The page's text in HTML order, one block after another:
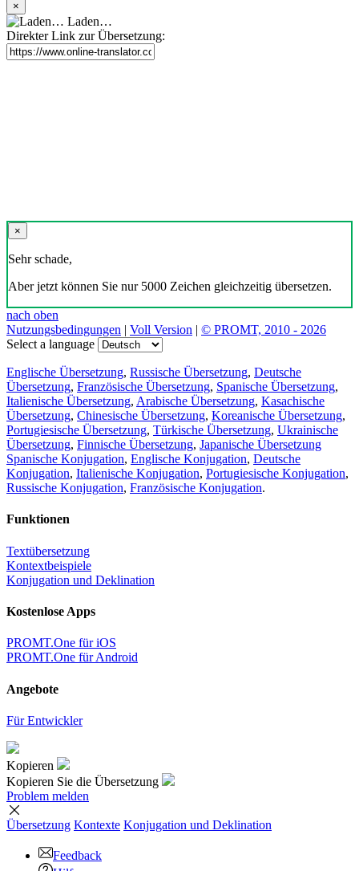
×
Laden…
Direkter Link zur Übersetzung:
×
Sehr schade,
Aber jetzt können Sie nur 5000 Zeichen gleichzeitig übersetzen.
nach oben
Nutzungsbedingungen | Voll Version | © PROMT, 2010 - 2026
Select a language
Englische Übersetzung, Russische Übersetzung, Deutsche
Übersetzung, Französische Übersetzung, Spanische Übersetzung,
Italienische Übersetzung, Arabische Übersetzung, Kasachische
Übersetzung, Chinesische Übersetzung, Koreanische Übersetzung,
Portugiesische Übersetzung, Türkische Übersetzung, Ukrainische
Übersetzung, Finnische Übersetzung, Japanische Übersetzung
Spanische Konjugation, Englische Konjugation, Deutsche
Konjugation, Italienische Konjugation, Portugiesische Konjugation,
Russische Konjugation, Französische Konjugation.
Funktionen
Textübersetzung
Kontextbeispiele
Konjugation und Deklination
Kostenlose Apps
PROMT.One für iOS
PROMT.One für Android
Angebote
Für Entwickler
Kopieren
Kopieren Sie die Übersetzung
Problem melden
Übersetzung Kontexte Konjugation und Deklination
Feedback